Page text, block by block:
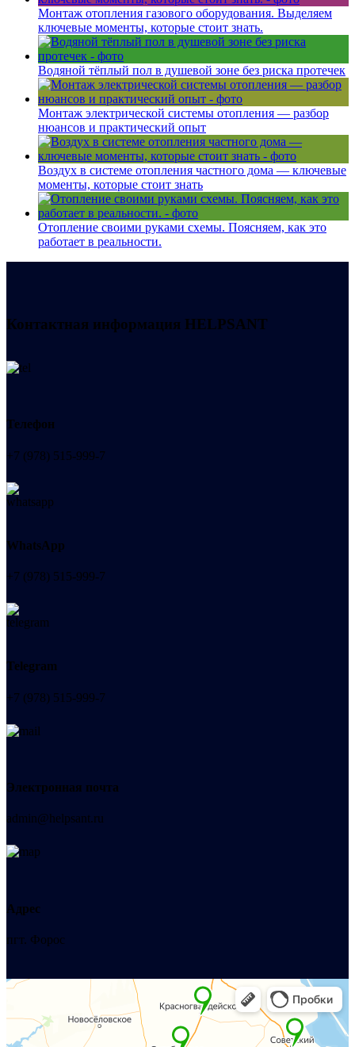
Монтаж отопления газового оборудования. Выделяем
ключевые моменты, которые стоит знать.
Водяной тёплый пол в душевой зоне без риска протечек
Монтаж электрической системы отопления — разбор
нюансов и практический опыт
Воздух в системе отопления частного дома — ключевые
моменты, которые стоит знать
Отопление своими руками схемы. Поясняем, как это
работает в реальности.
Контактная информация HELPSANT
Телефон
+7 (978) 515-999-7
WhatsApp
+7 (978) 515-999-7
Telegram
+7 (978) 515-999-7
Электронная почта
admin@helpsant.ru
Адрес
пгт. Форос